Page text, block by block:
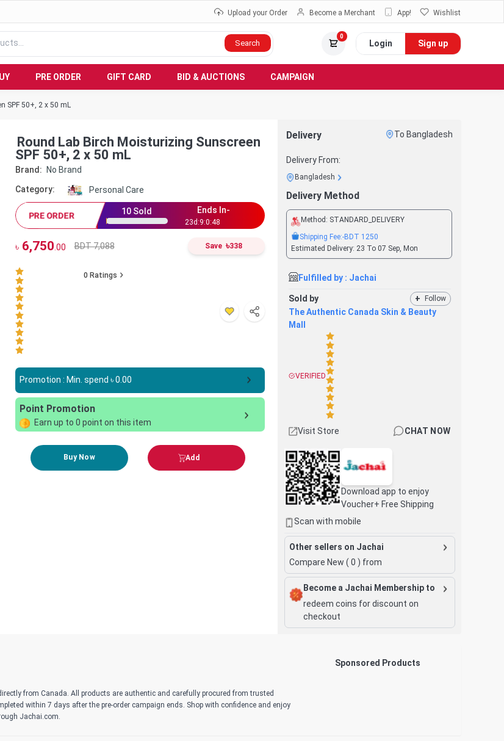
Upload your Order Become a Merchant App! Wishlist
Search
0
Login Sign up
PRE ORDER GIFT CARD BID & AUCTIONS CAMPAIGN
SPF 50+, 2 x 50 mL
Round Lab Birch Moisturizing Sunscreen
SPF 50+, 2 x 50 mL
Brand: No Brand
Category: Personal Care
PRE ORDER 10 Sold Ends In-
23d:9:0:47
৳6,750.00 BDT 7,088 Save ৳338
0 Ratings
Promotion : Min. spend ৳0.00
Point Promotion
Earn up to 0 point on this item
Buy Now Add
Delivery To Bangladesh
Delivery From:
Bangladesh
Delivery Method
Method: STANDARD_DELIVERY
Shipping Fee:-BDT 1250
Estimated Delivery: 23 To 07 Sep, Mon
Fulfilled by : Jachai
Sold by + Follow
The Authentic Canada Skin & Beauty
Mall
VERIFIED
Visit Store CHAT NOW
Download app to enjoy
Voucher+ Free Shipping
Scan with mobile
Other sellers on Jachai
Compare New ( 0 ) from
Become a Jachai Membership to
redeem coins for discount on
checkout
from Canada. All products are authentic and carefully procured from trusted
within 7 days after the pre-order campaign ends. Shop with confidence and enjoy
Jachai.com.
Sponsored Products